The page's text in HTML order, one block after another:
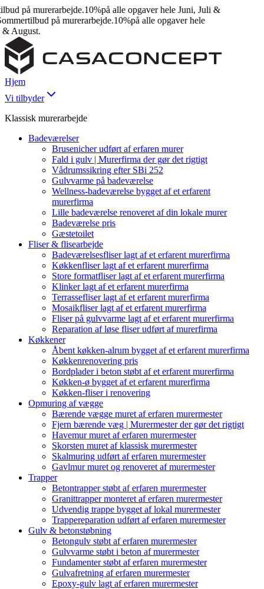
på murerarbejde.10%på alle opgaver hele Juni, Juli &
på murerarbejde.10%på alle opgaver hele
August.
Hjem
Vi tilbyder
Klassisk murerarbejde
Badeværelser
Brusenicher udført af erfaren murer
Fald i gulv | Murerfirma der gør det rigtigt
Vådrumssikring efter SBi 252
Gulvvarme på badeværelse
Wellness-badeværelse bygget af et erfarent
murerfirma
Lille badeværelse renoveret af din lokale murer
Badeværelse pris
Gæstetoilet
Fliser & flisearbejde
Badeværelsesfliser lagt af et erfarent murerfirma
Køkkenfliser lagt af et erfarent murerfirma
Store formatfliser lagt af et erfarent murerfirma
Klinker lagt af et erfarent murerfirma
Terrassefliser lagt af et erfarent murerfirma
Mosaikfliser lagt af et erfarent murerfirma
Fliser på gulvvarme lagt af et erfarent murerfirma
Reparation af løse fliser udført af murerfirma
Køkkener
Åbent køkken-alrum bygget af et erfarent murerfirma
Køkkenrenovering pris
Bordplader i beton støbt af et erfarent murerfirma
Køkken-ø bygget af et erfarent murerfirma
Køkken-fliser i renovering
Opmuring af vægge
Bærende vægge muret af erfaren murermester
Fjern bærende væg | Murermester der gør det rigtigt
Havemur muret af erfaren murermester
Skorsten muret af klassisk murermester
Skalmuring udført af erfaren murermester
Gavlmur muret og renoveret af murermester
Trapper
Betontrapper støbt af erfaren murermester
Granittrapper monteret af erfaren murermester
Udvendig trappe bygget af lokal murermester
Trappereparation udført af erfaren murermester
Gulv & betonstøbning
Betongulv støbt af erfaren murermester
Gulvvarme støbt i beton af murermester
Fundamenter støbt af erfaren murermester
Gulvafretning af erfaren murermester
Epoxy-gulv lagt af erfaren murermester